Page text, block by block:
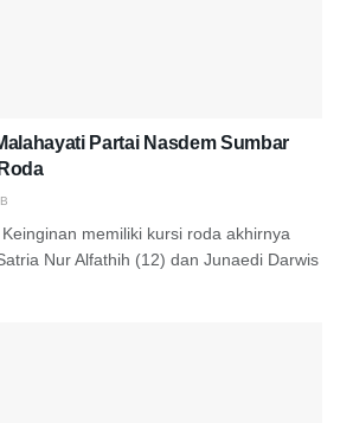
Partai Nasdem Sumbar
memiliki kursi roda akhirnya
Nur Alfathih (12) dan Junaedi Darwis